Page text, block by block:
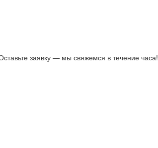
заявку — мы свяжемся в течение часа!